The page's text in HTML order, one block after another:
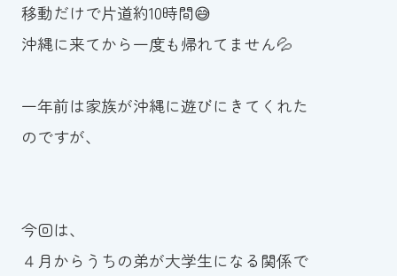
Tel.098-863-7264
平日 9:00～22:00｜土祝 9:00～21:00
メールでお問い合わせ
移動だけで片道約10時間😅
沖縄に来てから一度も帰れてません💦
一年前は家族が沖縄に遊びにきてくれた
のですが、
今回は、
４月からうちの弟が大学生になる関係で